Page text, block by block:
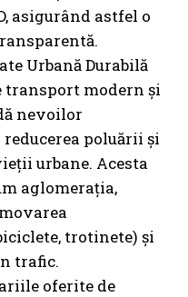
asigurând astfel o
Urbană Durabilă
transport modern și
nevoilor
poluării și
urbane. Acesta
aglomerația,
trotinete) și
trafic.
oferite de